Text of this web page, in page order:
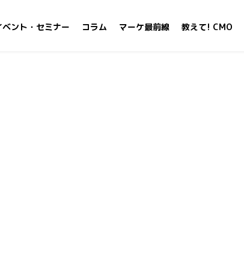
ベント・セミナー コラム マーケ最前線 教えて! CMO